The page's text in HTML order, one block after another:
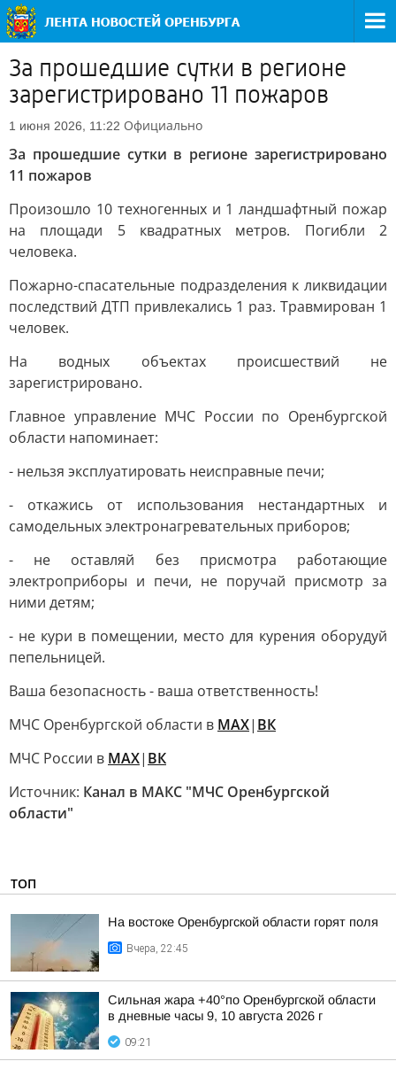
За прошедшие сутки в регионе
зарегистрировано 11 пожаров
1 июня 2026, 11:22 Официально
За прошедшие сутки в регионе зарегистрировано
11 пожаров
Произошло 10 техногенных и 1 ландшафтный пожар
на площади 5 квадратных метров. Погибли 2
человека.
Пожарно-спасательные подразделения к ликвидации
последствий ДТП привлекались 1 раз. Травмирован 1
человек.
На водных объектах происшествий не
зарегистрировано.
Главное управление МЧС России по Оренбургской
области напоминает:
- нельзя эксплуатировать неисправные печи;
- откажись от использования нестандартных и
самодельных электронагревательных приборов;
- не оставляй без присмотра работающие
электроприборы и печи, не поручай присмотр за
ними детям;
- не кури в помещении, место для курения оборудуй
пепельницей.
Ваша безопасность - ваша ответственность!
МЧС Оренбургской области в MAX| ВК
МЧС России в MAX| ВК
Источник: Канал в МАКС "МЧС Оренбургской
области"
ТОП
На востоке Оренбургской области горят поля
Вчера, 22:45
Сильная жара +40°по Оренбургской области
в дневные часы 9, 10 августа 2026 г
09:21